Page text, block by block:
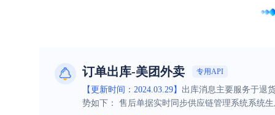
订单出库-美团外卖 专用API
【更新时间：2024.03.29】 出库消息主要服务于退
势如下： 售后单据实时同步供应链管理系统系统